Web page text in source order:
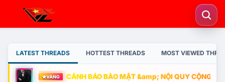
LATEST THREADS HOTTEST THREADS MOST VIEWED
VÀNG CẢNH BÁO BẢO MẬT &amp; NỘI QUY CỘNG